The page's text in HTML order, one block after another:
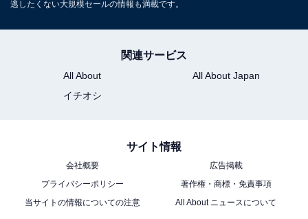
逃したくない大規模セールの情報も満載です。
関連サービス
All About
All About Japan
イチオシ
サイト情報
会社概要
広告掲載
プライバシーポリシー
著作権・商標・免責事項
当サイトの情報についての注意
All About ニュースについて